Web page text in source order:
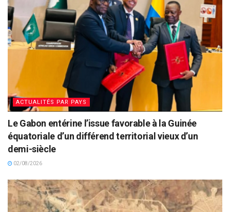
ACTUALITÉS PAR PAYS
Le Gabon entérine l’issue favorable à la Guinée
équatoriale d’un différend territorial vieux d’un
demi-siècle
02/08/2026